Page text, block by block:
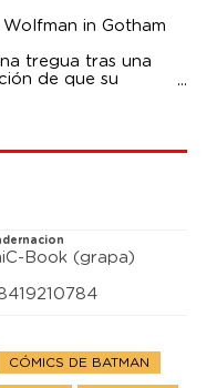
in Gotham
tregua tras una
de que su
ver con la conexión
Fábula.
Book (grapa)
CÓMICS DE BATMAN